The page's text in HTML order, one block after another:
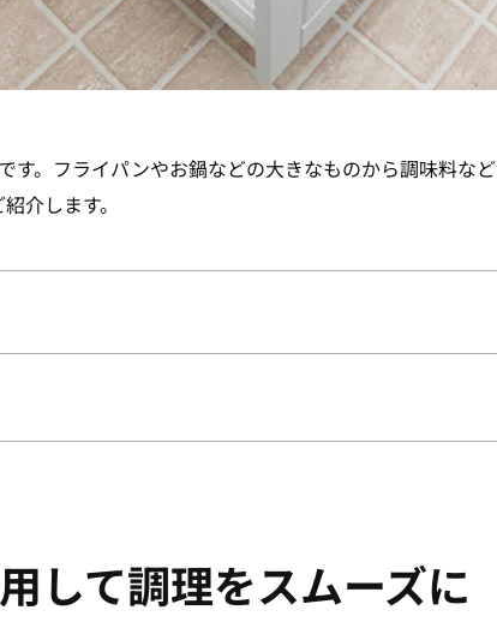
す。フライパンやお鍋などの大きなものから調味料など
介します。
して調理をスムーズに